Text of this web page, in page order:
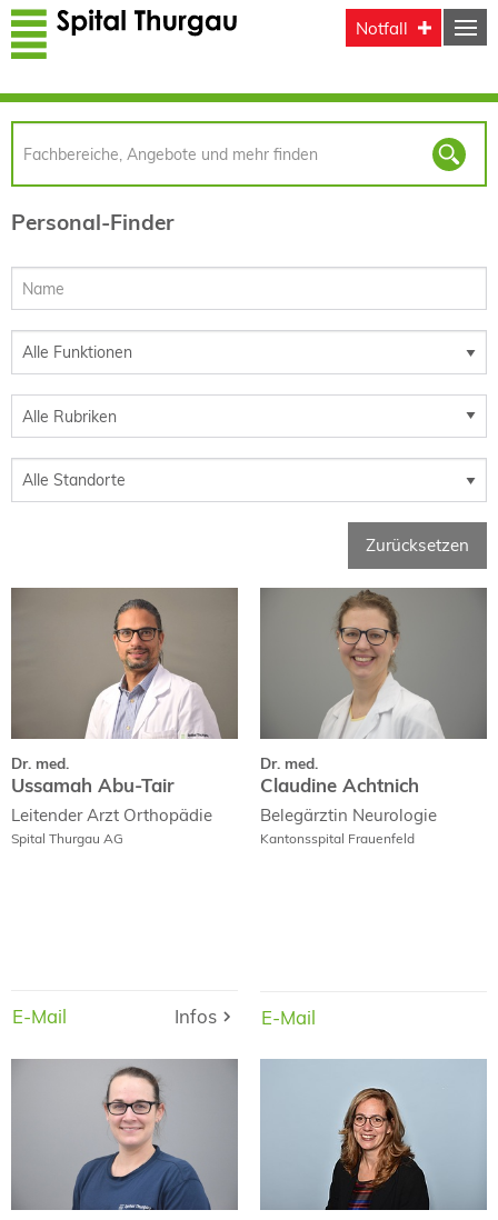
Direkt zum Inhalt
Notfall
Personal-Finder
Alle Rubriken
Zurücksetzen
Dr. med.
Ussamah Abu-Tair
Leitender Arzt Orthopädie
Spital Thurgau AG
E-Mail Infos
Ussamah Abu-Tair
Curriculum Vitae
E-Mail
Infos
Dr. med.
Claudine Achtnich
Belegärztin Neurologie
Kantonsspital Frauenfeld
E-Mail
Claudine Achtnich
Caroline Ackermann